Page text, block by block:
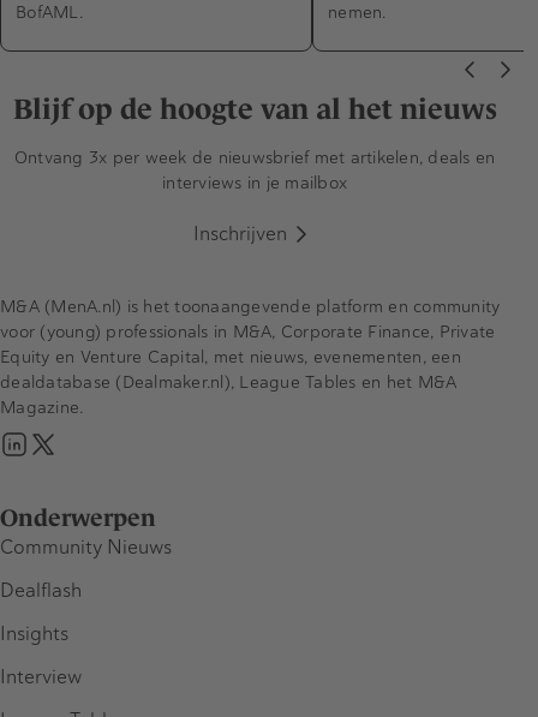
BofAML.
nemen.
Blijf op de hoogte van al het nieuws
Ontvang 3x per week de nieuwsbrief met artikelen, deals en
interviews in je mailbox
Inschrijven
Onderwerpen
Community Nieuws
Dealflash
Insights
Interview
M&A (MenA.nl) is het toonaangevende platform en community
voor (young) professionals in M&A, Corporate Finance, Private
Equity en Venture Capital, met nieuws, evenementen, een
dealdatabase (Dealmaker.nl), League Tables en het M&A
Magazine.